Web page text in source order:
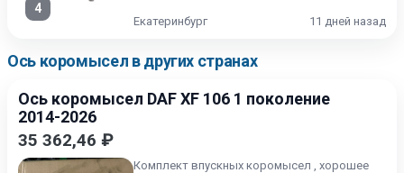
4
Екатеринбург 11 дней назад
Ось коромысел в других странах
Ось коромысел DAF XF 106 1 поколение
2014-2026
35 362,46 ₽
Комплект впускных коромысел , хорошее